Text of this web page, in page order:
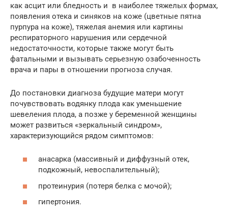
как асцит или бледность и в наиболее тяжелых формах,
появления отека и синяков на коже (цветные пятна
пурпура на коже), тяжелая анемия или картины
респираторного нарушения или сердечной
недостаточности, которые также могут быть
фатальными и вызывать серьезную озабоченность
врача и пары в отношении прогноза случая.
До постановки диагноза будущие матери могут
почувствовать водянку плода как уменьшение
шевеления плода, а позже у беременной женщины
может развиться «зеркальный синдром»,
характеризующийся рядом симптомов:
анасарка (массивный и диффузный отек,
подкожный, невоспалительный);
протеинурия (потеря белка с мочой);
гипертония.